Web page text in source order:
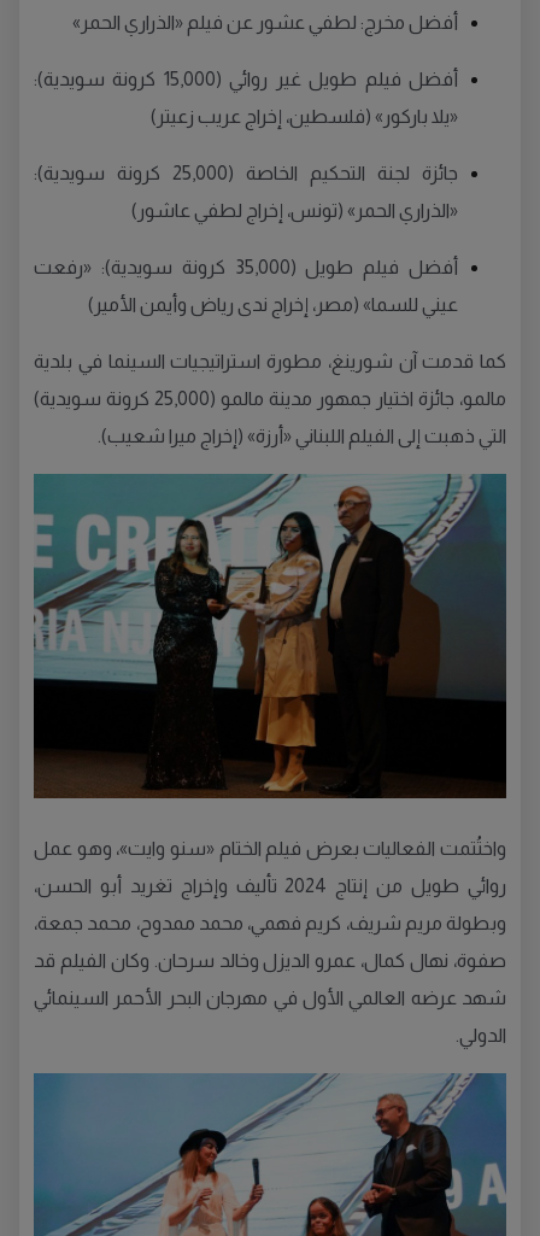
أفضل مخرج: لطفي عشور عن فيلم «الذراري الحمر»
أفضل فيلم طويل غير روائي (15,000 كرونة سويدية):
«يلا باركور» (فلسطين، إخراج عريب زعيتر)
جائزة لجنة التحكيم الخاصة (25,000 كرونة سويدية):
«الذراري الحمر» (تونس، إخراج لطفي عاشور)
أفضل فيلم طويل (35,000 كرونة سويدية): «رفعت
عيني للسما» (مصر، إخراج ندى رياض وأيمن الأمير)
كما قدمت آن شورينغ، مطورة استراتيجيات السينما في بلدية
مالمو، جائزة اختيار جمهور مدينة مالمو (25,000 كرونة سويدية)
التي ذهبت إلى الفيلم اللبناني «أرزة» (إخراج ميرا شعيب).
واختُتمت الفعاليات بعرض فيلم الختام «سنو وايت»، وهو عمل
روائي طويل من إنتاج 2024 تأليف وإخراج تغريد أبو الحسن،
وبطولة مريم شريف، كريم فهمي، محمد ممدوح، محمد جمعة،
صفوة، نهال كمال، عمرو الديزل وخالد سرحان. وكان الفيلم قد
شهد عرضه العالمي الأول في مهرجان البحر الأحمر السينمائي
الدولي.